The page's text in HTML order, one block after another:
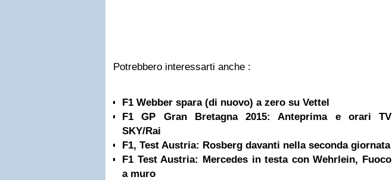
Potrebbero interessarti anche :
F1 Webber spara (di nuovo) a zero su Vettel
F1 GP Gran Bretagna 2015: Anteprima e orari TV
SKY/Rai
F1, Test Austria: Rosberg davanti nella seconda giornata
F1 Test Austria: Mercedes in testa con Wehrlein, Fuoco
a muro